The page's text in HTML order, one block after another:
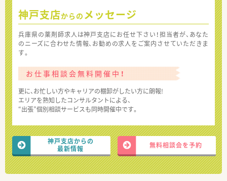
神戸支店からの メッセージ
兵庫県の薬剤師求人は神戸支店にお任せ下さい！担当者が、あなた
のニーズに合わせた情報、お勧めの求人をご案内させていただきま
す。
お仕事相談会無料開催中！
更に、お忙しい方やキャリアの棚卸がしたい方に朗報!
エリアを熟知したコンサルタントによる、
“出張”個別相談サービスも同時開催中です。
神戸支店からの
最新情報
無料相談会を予約